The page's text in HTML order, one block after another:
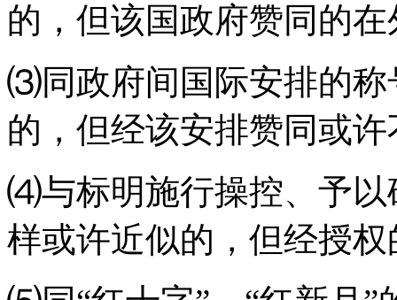
的，但该国政府赞同的在
⑶同政府间国际安排的称
的，但经该安排赞同或
⑷与标明施行操控、予以
样或许近似的，但经授权